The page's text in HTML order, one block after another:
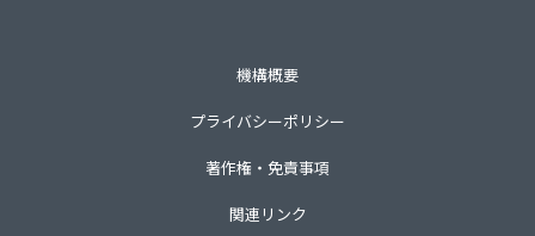
機構概要
プライバシーポリシー
著作権・免責事項
関連リンク